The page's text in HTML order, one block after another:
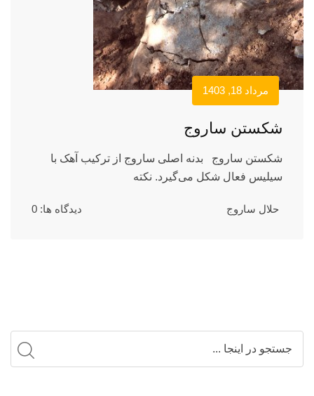
مرداد 18, 1403
شکستن ساروج
شکستن ساروج بدنه اصلی ساروج از ترکیب آهک با
سیلیس فعال شکل می‌گیرد. نکته
حلال ساروج دیدگاه ها: 0